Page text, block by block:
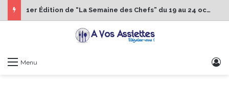
1er Édition de “La Semaine des Chefs” du 19 au 24 octobre 2026
Menu